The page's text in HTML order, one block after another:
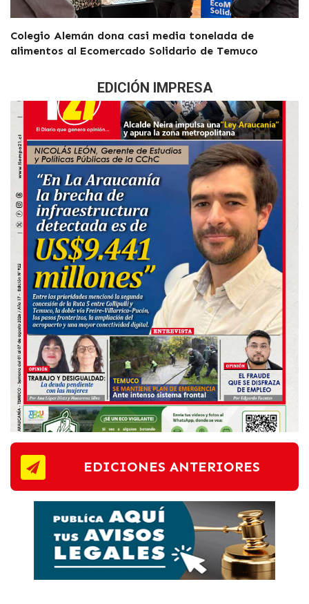
Colegio Alemán dona casi media tonelada de
alimentos al Ecomercado Solidario de Temuco
EDICIÓN IMPRESA
EDICIONES ANTERIORES